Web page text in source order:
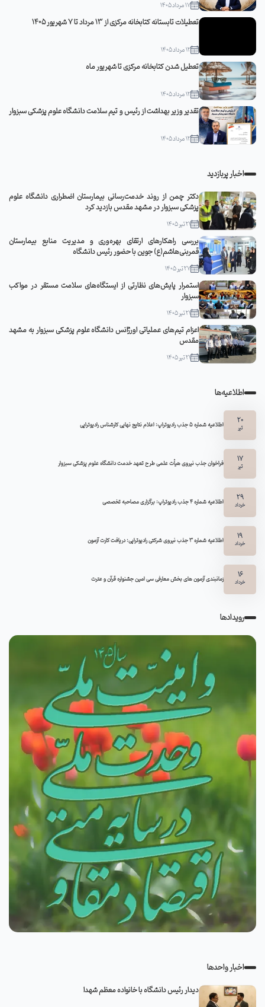
17 مرداد 1405
تعطیلات تابستانه کتابخانه مرکزی از 13 مرداد تا 7 شهریور 1405
12 مرداد 1405
تعطیل شدن کتابخانه مرکزی تا شهریور ماه
12 مرداد 1405
تقدیر وزیر بهداشت از رئیس و تیم سلامت دانشگاه علوم پزشکی سبزوار
12 مرداد 1405
اخبار پربازدید
دکتر چمن از روند خدمت‌رسانی بیمارستان اضطراری دانشگاه علوم
پزشکی سبزوار در مشهد مقدس بازدید کرد
21 تیر 1405
بررسی راهکارهای ارتقای بهره‌وری و مدیریت منابع بیمارستان
قمربنی‌هاشم(ع) جوین با حضور رئیس دانشگاه
27 تیر 1405
استمرار پایش‌های نظارتی از ایستگاه‌های سلامت مستقر در مواکب
سبزوار
21 تیر 1405
اعزام تیم‌های عملیاتی اورژانس دانشگاه علوم پزشکی سبزوار به مشهد
مقدس
21 تیر 1405
اطلاعیه‌ها
20
تیر اطلاعیه شماره 5 جذب رادیوتراپ: اعلام نتایج نهایی کارشناس رادیوتراپی
17
تیر فراخوان جذب نیروی هیأت علمی طرح تعهد خدمت دانشگاه علوم پزشکی سبزوار
29
خرداد اطلاعیه شماره ۴ جذب رادیوتراپ: برگزاری مصاحبه تخصصی
19
خرداد اطلاعیه شماره 3 جذب نیروی شرکتی رادیوتراپی: دریافت کارت آزمون
16
خرداد زمانبندی آزمون های بخش معارفی سی امین جشنواره قرآن و عترت
رویدادها
اخبار واحدها
دیدار رئیس دانشگاه با خانواده معظم شهدا